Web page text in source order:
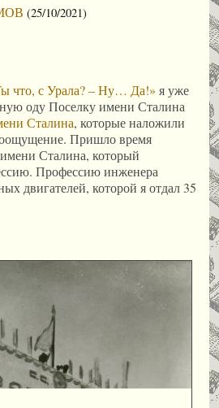
(25/10/2021)
что, с Урала? – Ну… Да!» я уже
оду Поселку имени Сталина
Сталина, которые наложили
Пришло время
Сталина, который
Профессию инженера
двигателей, которой я отдал 35